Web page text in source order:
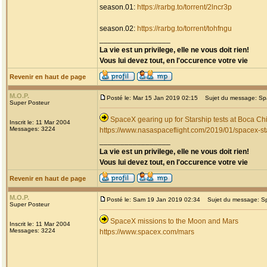
season.01: https://rarbg.to/torrent/2lncr3p
season.02: https://rarbg.to/torrent/tohfngu
La vie est un privilege, elle ne vous doit rien!
Vous lui devez tout, en l'occurence votre vie
Revenir en haut de page
M.O.P.
Super Posteur
Inscrit le: 11 Mar 2004
Messages: 3224
Posté le: Mar 15 Jan 2019 02:15 Sujet du message:
SpaceX gearing up for Starship tests at Boca
https://www.nasaspaceflight.com/2019/01/spacex-
La vie est un privilege, elle ne vous doit rien!
Vous lui devez tout, en l'occurence votre vie
Revenir en haut de page
M.O.P.
Super Posteur
Inscrit le: 11 Mar 2004
Messages: 3224
Posté le: Sam 19 Jan 2019 02:34 Sujet du message:
SpaceX missions to the Moon and Mars
https://www.spacex.com/mars